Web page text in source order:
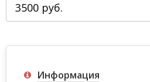
3500 руб.
Информация